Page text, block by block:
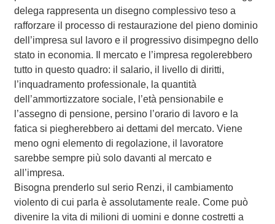
delega rappresenta un disegno complessivo teso a
rafforzare il processo di restaurazione del pieno dominio
dell’impresa sul lavoro e il progressivo disimpegno dello
stato in economia. Il mercato e l’impresa regolerebbero
tutto in questo quadro: il salario, il livello di diritti,
l’inquadramento professionale, la quantità
dell’ammortizzatore sociale, l’età pensionabile e
l’assegno di pensione, persino l’orario di lavoro e la
fatica si piegherebbero ai dettami del mercato. Viene
meno ogni elemento di regolazione, il lavoratore
sarebbe sempre più solo davanti al mercato e
all’impresa.
Bisogna prenderlo sul serio Renzi, il cambiamento
violento di cui parla è assolutamente reale. Come può
divenire la vita di milioni di uomini e donne costretti a